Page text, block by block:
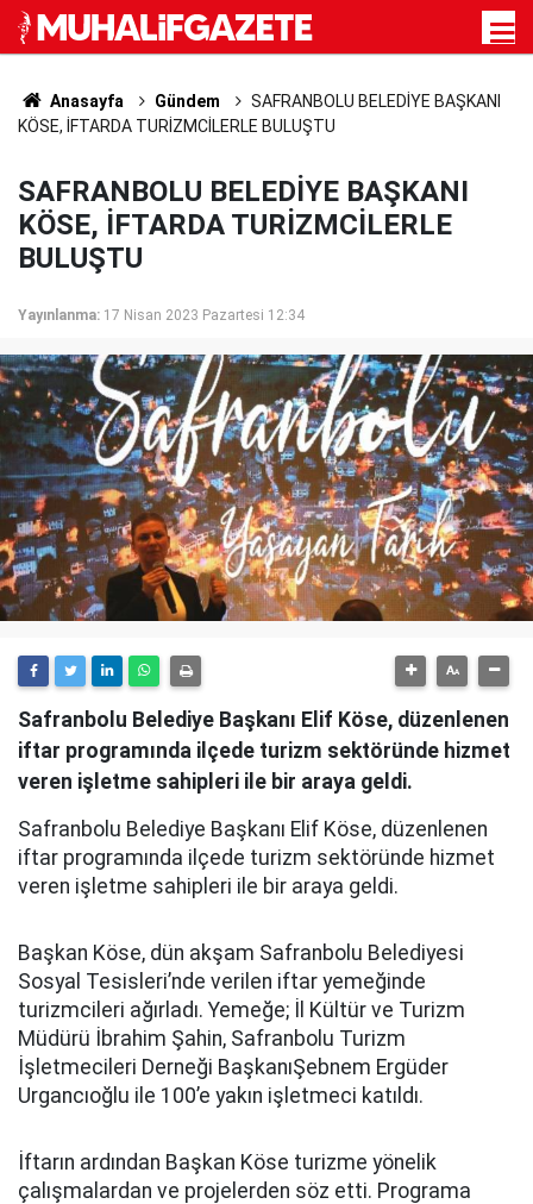
Anasayfa Gündem
SAFRANBOLU BELEDİYE BAŞKANI
KÖSE, İFTARDA TURİZMCİLERLE BULUŞTU
SAFRANBOLU BELEDİYE BAŞKANI
KÖSE, İFTARDA TURİZMCİLERLE
BULUŞTU
Yayınlanma: 17 Nisan 2023 Pazartesi 12:34
Safranbolu Belediye Başkanı Elif Köse, düzenlenen
iftar programında ilçede turizm sektöründe hizmet
veren işletme sahipleri ile bir araya geldi.
Safranbolu Belediye Başkanı Elif Köse, düzenlenen
iftar programında ilçede turizm sektöründe hizmet
veren işletme sahipleri ile bir araya geldi.
Başkan Köse, dün akşam Safranbolu Belediyesi
Sosyal Tesisleri’nde verilen iftar yemeğinde
turizmcileri ağırladı. Yemeğe; İl Kültür ve Turizm
Müdürü İbrahim Şahin, Safranbolu Turizm
İşletmecileri Derneği BaşkanıŞebnem Ergüder
Urgancıoğlu ile 100’e yakın işletmeci katıldı.
İftarın ardından Başkan Köse turizme yönelik
çalışmalardan ve projelerden söz etti. Programa